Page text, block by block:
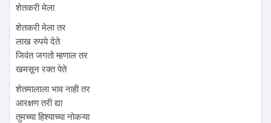
शेतकरी मेला
शेतकरी मेला तर
लाख रुपये देते
जिवंत जगतो म्हणाल तर
खमसून रक्त पेते
शेतमालाला भाव नाही तर
आरक्षण तरी द्या
तुमच्या हिश्याच्या नोकऱ्या